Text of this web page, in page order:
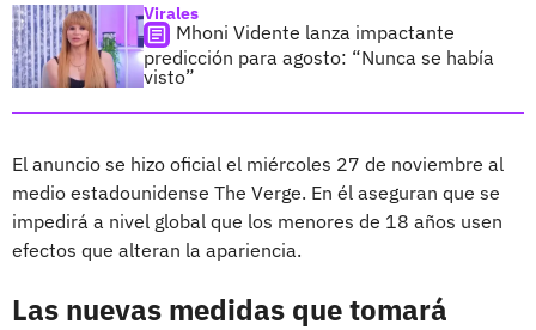
Virales
Mhoni Vidente lanza impactante
predicción para agosto: “Nunca se había
visto”
El anuncio se hizo oficial el miércoles 27 de noviembre al
medio estadounidense The Verge. En él aseguran que se
impedirá a nivel global que los menores de 18 años usen
efectos que alteran la apariencia.
Las nuevas medidas que tomará